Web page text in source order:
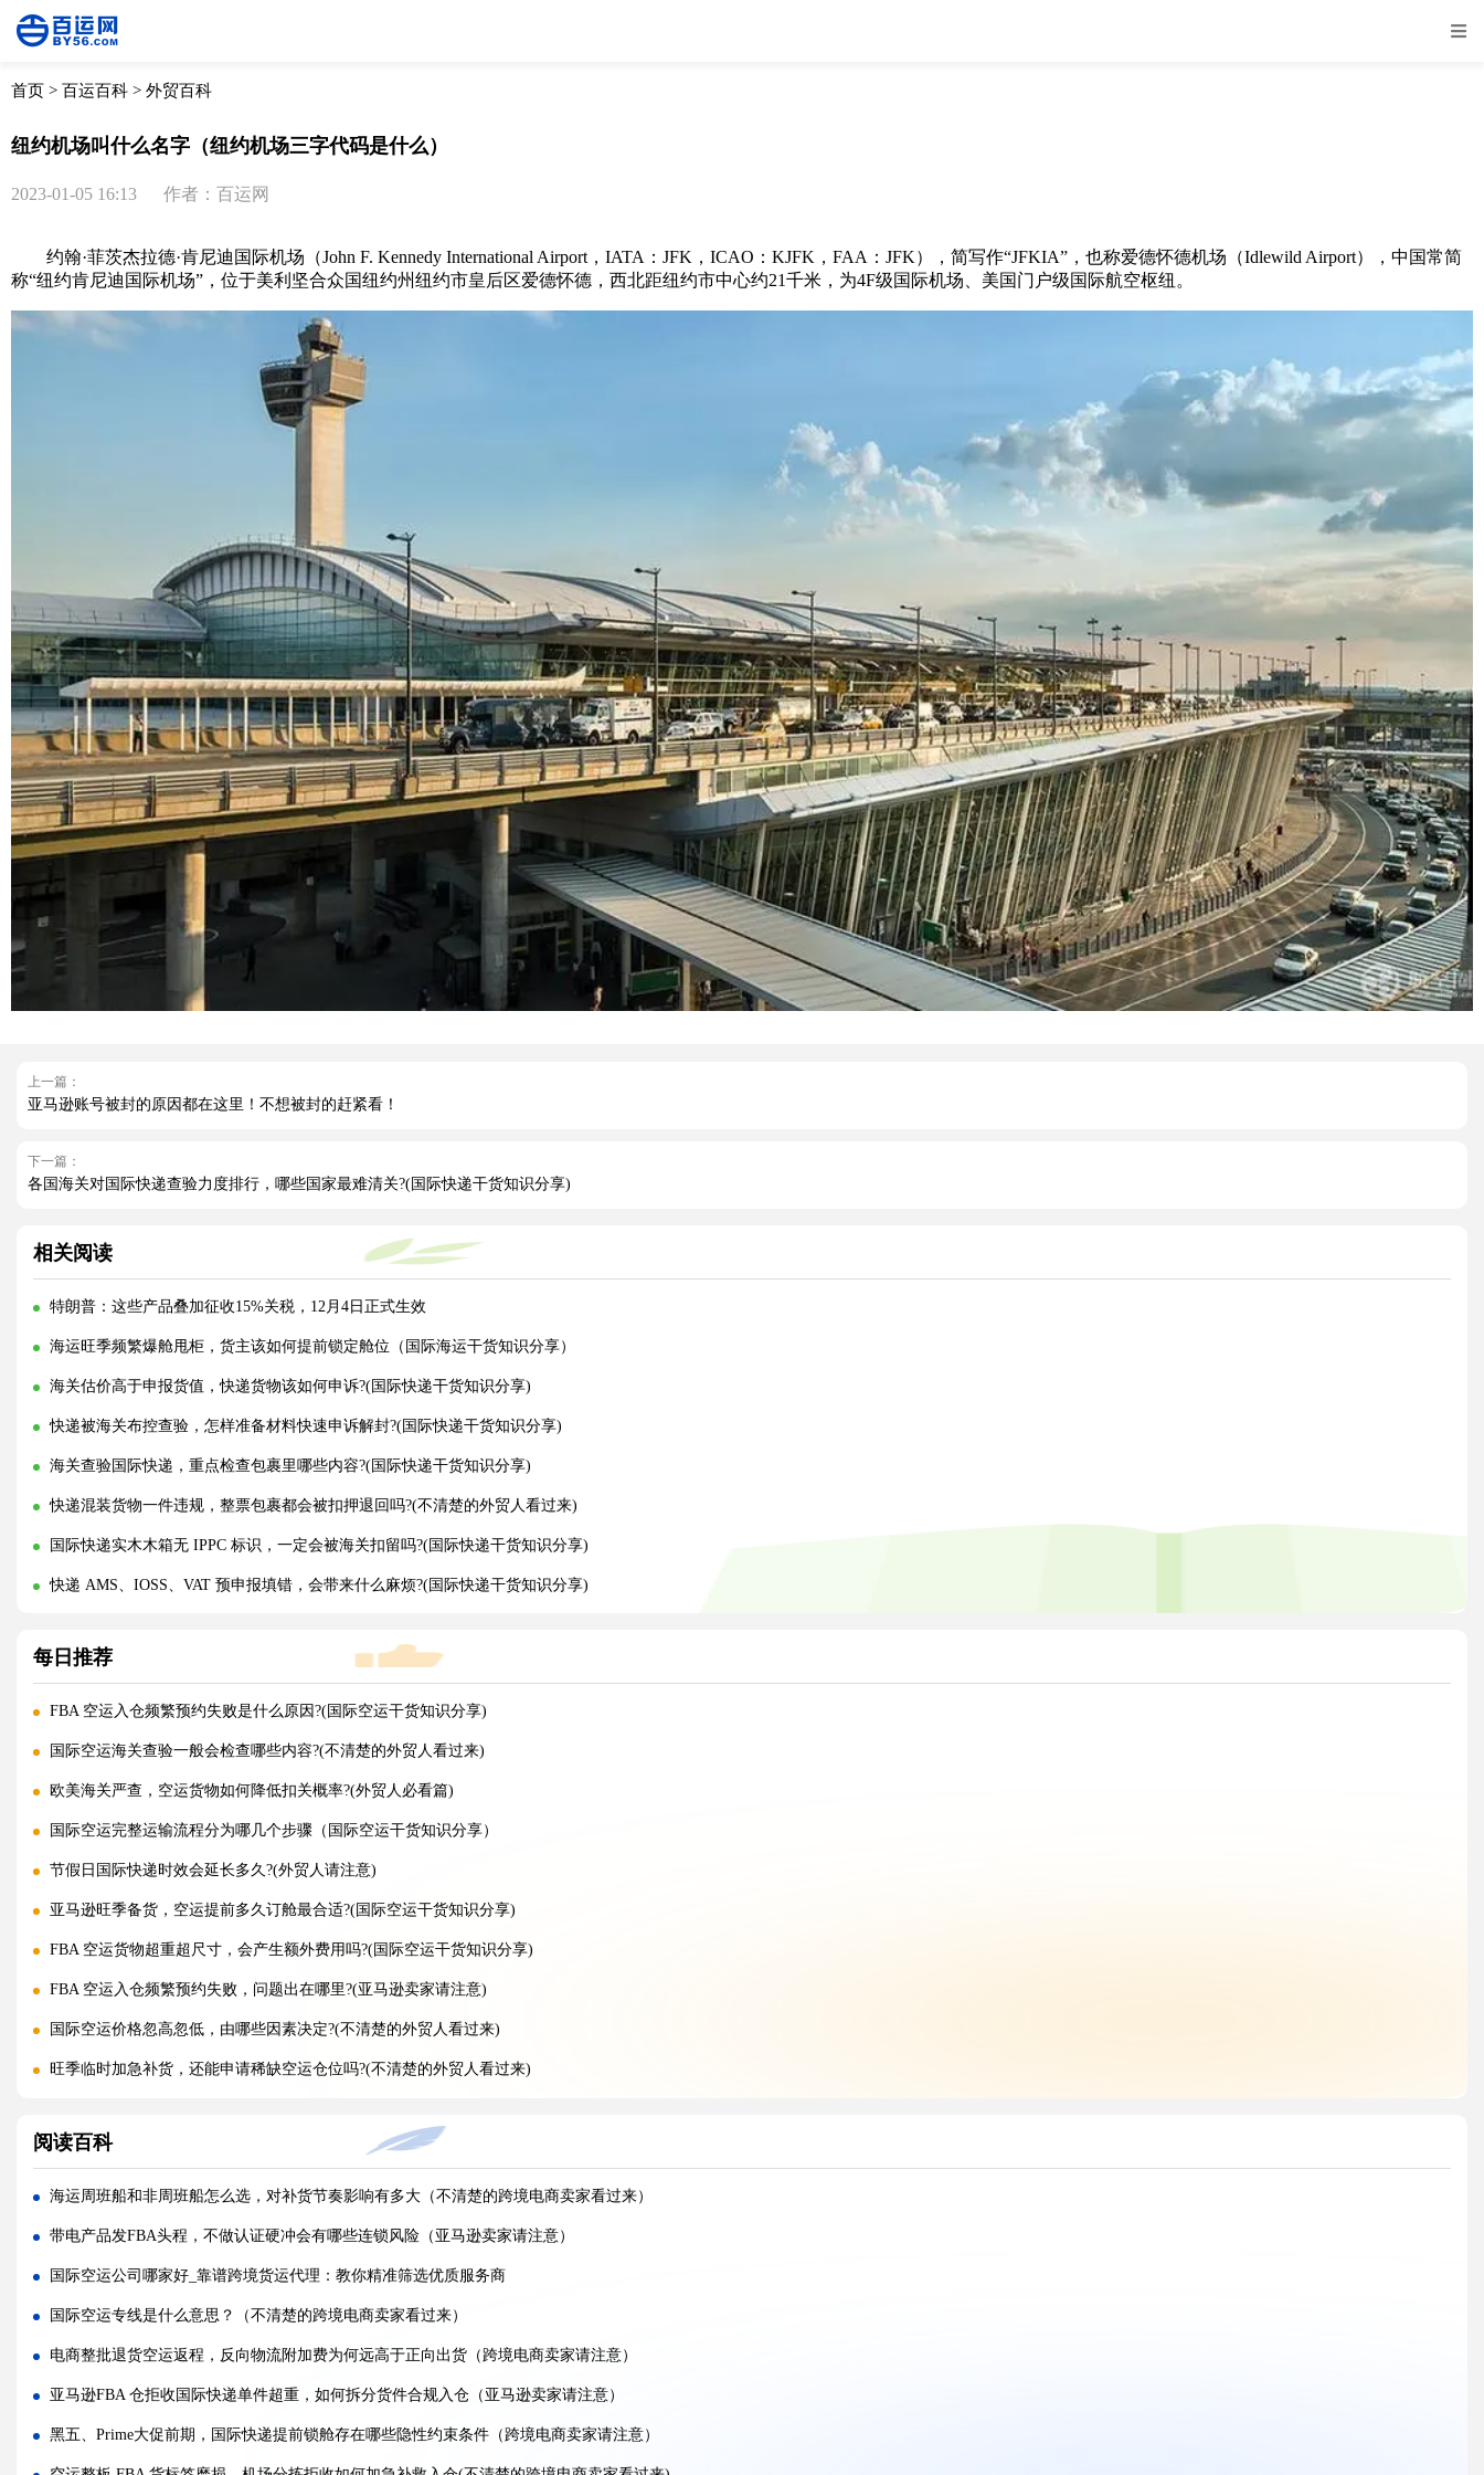
首页 > 百运百科 > 外贸百科
纽约机场叫什么名字（纽约机场三字代码是什么）
2023-01-05 16:13 作者：百运网
约翰·菲茨杰拉德·肯尼迪国际机场（John F. Kennedy International Airport，IATA：JFK，ICAO：KJFK，FAA：JFK），简写作“JFKIA”，也称爱德怀德机场（Idlewild Airport），中国常简
称“纽约肯尼迪国际机场”，位于美利坚合众国纽约州纽约市皇后区爱德怀德，西北距纽约市中心约21千米，为4F级国际机场、美国门户级国际航空枢纽。
上一篇：
亚马逊账号被封的原因都在这里！不想被封的赶紧看！
下一篇：
各国海关对国际快递查验力度排行，哪些国家最难清关?(国际快递干货知识分享)
相关阅读
特朗普：这些产品叠加征收15%关税，12月4日正式生效
海运旺季频繁爆舱甩柜，货主该如何提前锁定舱位（国际海运干货知识分享）
海关估价高于申报货值，快递货物该如何申诉?(国际快递干货知识分享)
快递被海关布控查验，怎样准备材料快速申诉解封?(国际快递干货知识分享)
海关查验国际快递，重点检查包裹里哪些内容?(国际快递干货知识分享)
快递混装货物一件违规，整票包裹都会被扣押退回吗?(不清楚的外贸人看过来)
国际快递实木木箱无 IPPC 标识，一定会被海关扣留吗?(国际快递干货知识分享)
快递 AMS、IOSS、VAT 预申报填错，会带来什么麻烦?(国际快递干货知识分享)
每日推荐
FBA 空运入仓频繁预约失败是什么原因?(国际空运干货知识分享)
国际空运海关查验一般会检查哪些内容?(不清楚的外贸人看过来)
欧美海关严查，空运货物如何降低扣关概率?(外贸人必看篇)
国际空运完整运输流程分为哪几个步骤（国际空运干货知识分享）
节假日国际快递时效会延长多久?(外贸人请注意)
亚马逊旺季备货，空运提前多久订舱最合适?(国际空运干货知识分享)
FBA 空运货物超重超尺寸，会产生额外费用吗?(国际空运干货知识分享)
FBA 空运入仓频繁预约失败，问题出在哪里?(亚马逊卖家请注意)
国际空运价格忽高忽低，由哪些因素决定?(不清楚的外贸人看过来)
旺季临时加急补货，还能申请稀缺空运仓位吗?(不清楚的外贸人看过来)
实木托盘无 IPPC 标识，空运落地除销毁外有哪些整改方式(国际空运干货知识分享)
空运到仓长期不上架，如何区分物流延误与亚马逊仓内拥堵?(国际空运干货知识分享)
美仓热门地址，空派派送经常拒收该怎么处理（不清楚的跨境卖家看过来）
海关认定货值偏高征税，有合规申诉减免税费的办法吗（国际快递干货知识分享）
国际快递包装做错直接破损（跨境发货包装指南）
国际快递虚报货值有什么后果（海关处罚细则科普）
旺季国际空运仓位紧张，如何提前锁定舱位与运价（不清楚的外贸人看过来）
空运主单MAWB与分单HAWB有什么区别，清关受影响吗（国际空运干货知识分享）
海运出口报关资料单单不一致，会造成哪些货物延误后果?(国际海运干货知识分享)
阅读百科
海运周班船和非周班船怎么选，对补货节奏影响有多大（不清楚的跨境电商卖家看过来）
带电产品发FBA头程，不做认证硬冲会有哪些连锁风险（亚马逊卖家请注意）
国际空运公司哪家好_靠谱跨境货运代理：教你精准筛选优质服务商
国际空运专线是什么意思？（不清楚的跨境电商卖家看过来）
电商整批退货空运返程，反向物流附加费为何远高于正向出货（跨境电商卖家请注意）
亚马逊FBA 仓拒收国际快递单件超重，如何拆分货件合规入仓（亚马逊卖家请注意）
黑五、Prime大促前期，国际快递提前锁舱存在哪些隐性约束条件（跨境电商卖家请注意）